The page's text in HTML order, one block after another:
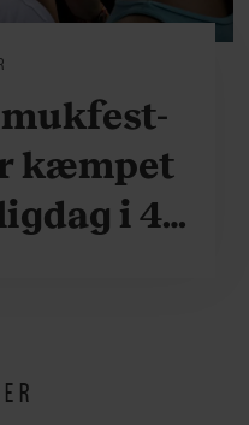
kæmpet
i 46